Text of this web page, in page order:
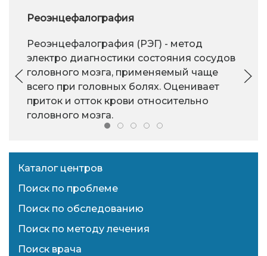
Реоэнцефалография
Реоэнцефалография (РЭГ) - метод
электро диагностики состояния сосудов
головного мозга, применяемый чаще
всего при головных болях. Оценивает
приток и отток крови относительно
головного мозга.
Каталог центров
Поиск по проблеме
Поиск по обследованию
Поиск по методу лечения
Поиск врача